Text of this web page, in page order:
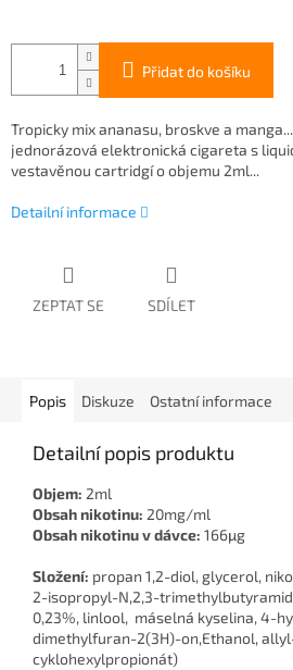
Přidat do košíku
Tropicky mix ananasu, broskve a
jednorázová elektronická cigareta s
vestavěnou cartridgí o objemu 2ml...
Detailní informace
ZEPTAT SE SDÍLET
Popis Diskuze Ostatní informace
Detailní popis produktu
Objem: 2ml
Obsah nikotinu: 20mg/ml
Obsah nikotinu v dávce: 166μg
Složení: propan 1,2-diol, glycerol,
2-isopropyl-N,2,3-
0,23%, linlool, máselná kyselina, 4-
dimethylfuran-2(3H)-on,Ethanol,
cyklohexylpropionát)